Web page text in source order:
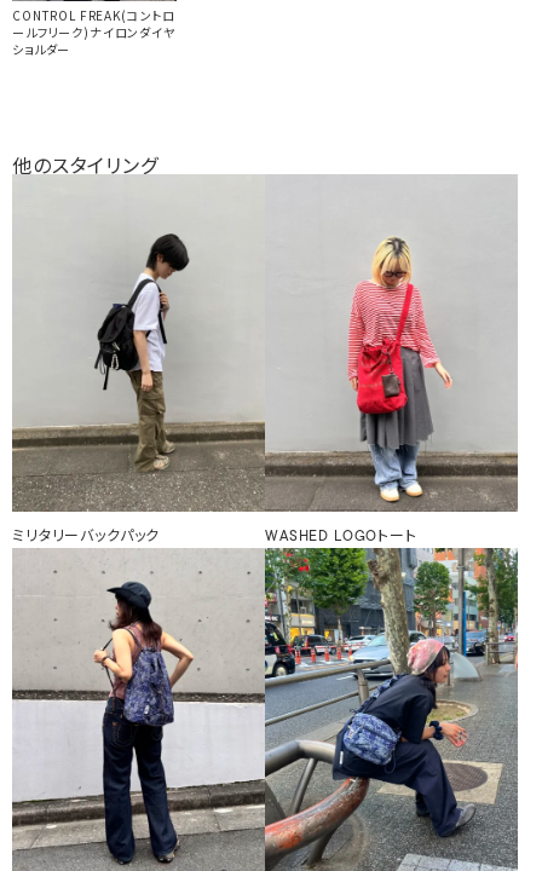
CONTROL FREAK(コントロ
ールフリーク)ナイロンダイヤ
ショルダー
他のスタイリング
ミリタリーバックパック WASHED LOGOトート